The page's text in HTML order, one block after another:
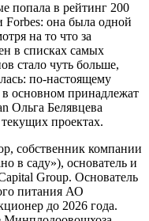
попала в рейтинг 200
она была одной
на то что за
в списках самых
стало чуть больше,
по-настоящему
основном принадлежат
Ольга Белявцева
текущих проектах.
собственник компании
в саду»), основатель и
Group. Основатель
питания АО
до 2026 года.